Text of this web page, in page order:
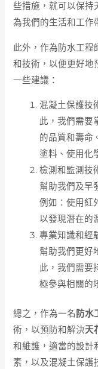
些措施，就可以保持
為我們的生活和工作
此外，作為防水工程
和技術，以便更好地
一些建議：
混凝土保護技
此，我們需要
的品質和壽命
塗料、使用化
檢測和監測技
幫助我們及早
例如：使用紅
以發現潛在的
專業知識和經
幫助我們更好
此，我們需要
極參與相關的
總之，作為一名 防水
術，以預防和解決天
和維護，適當的設計
素，以及混凝土保護